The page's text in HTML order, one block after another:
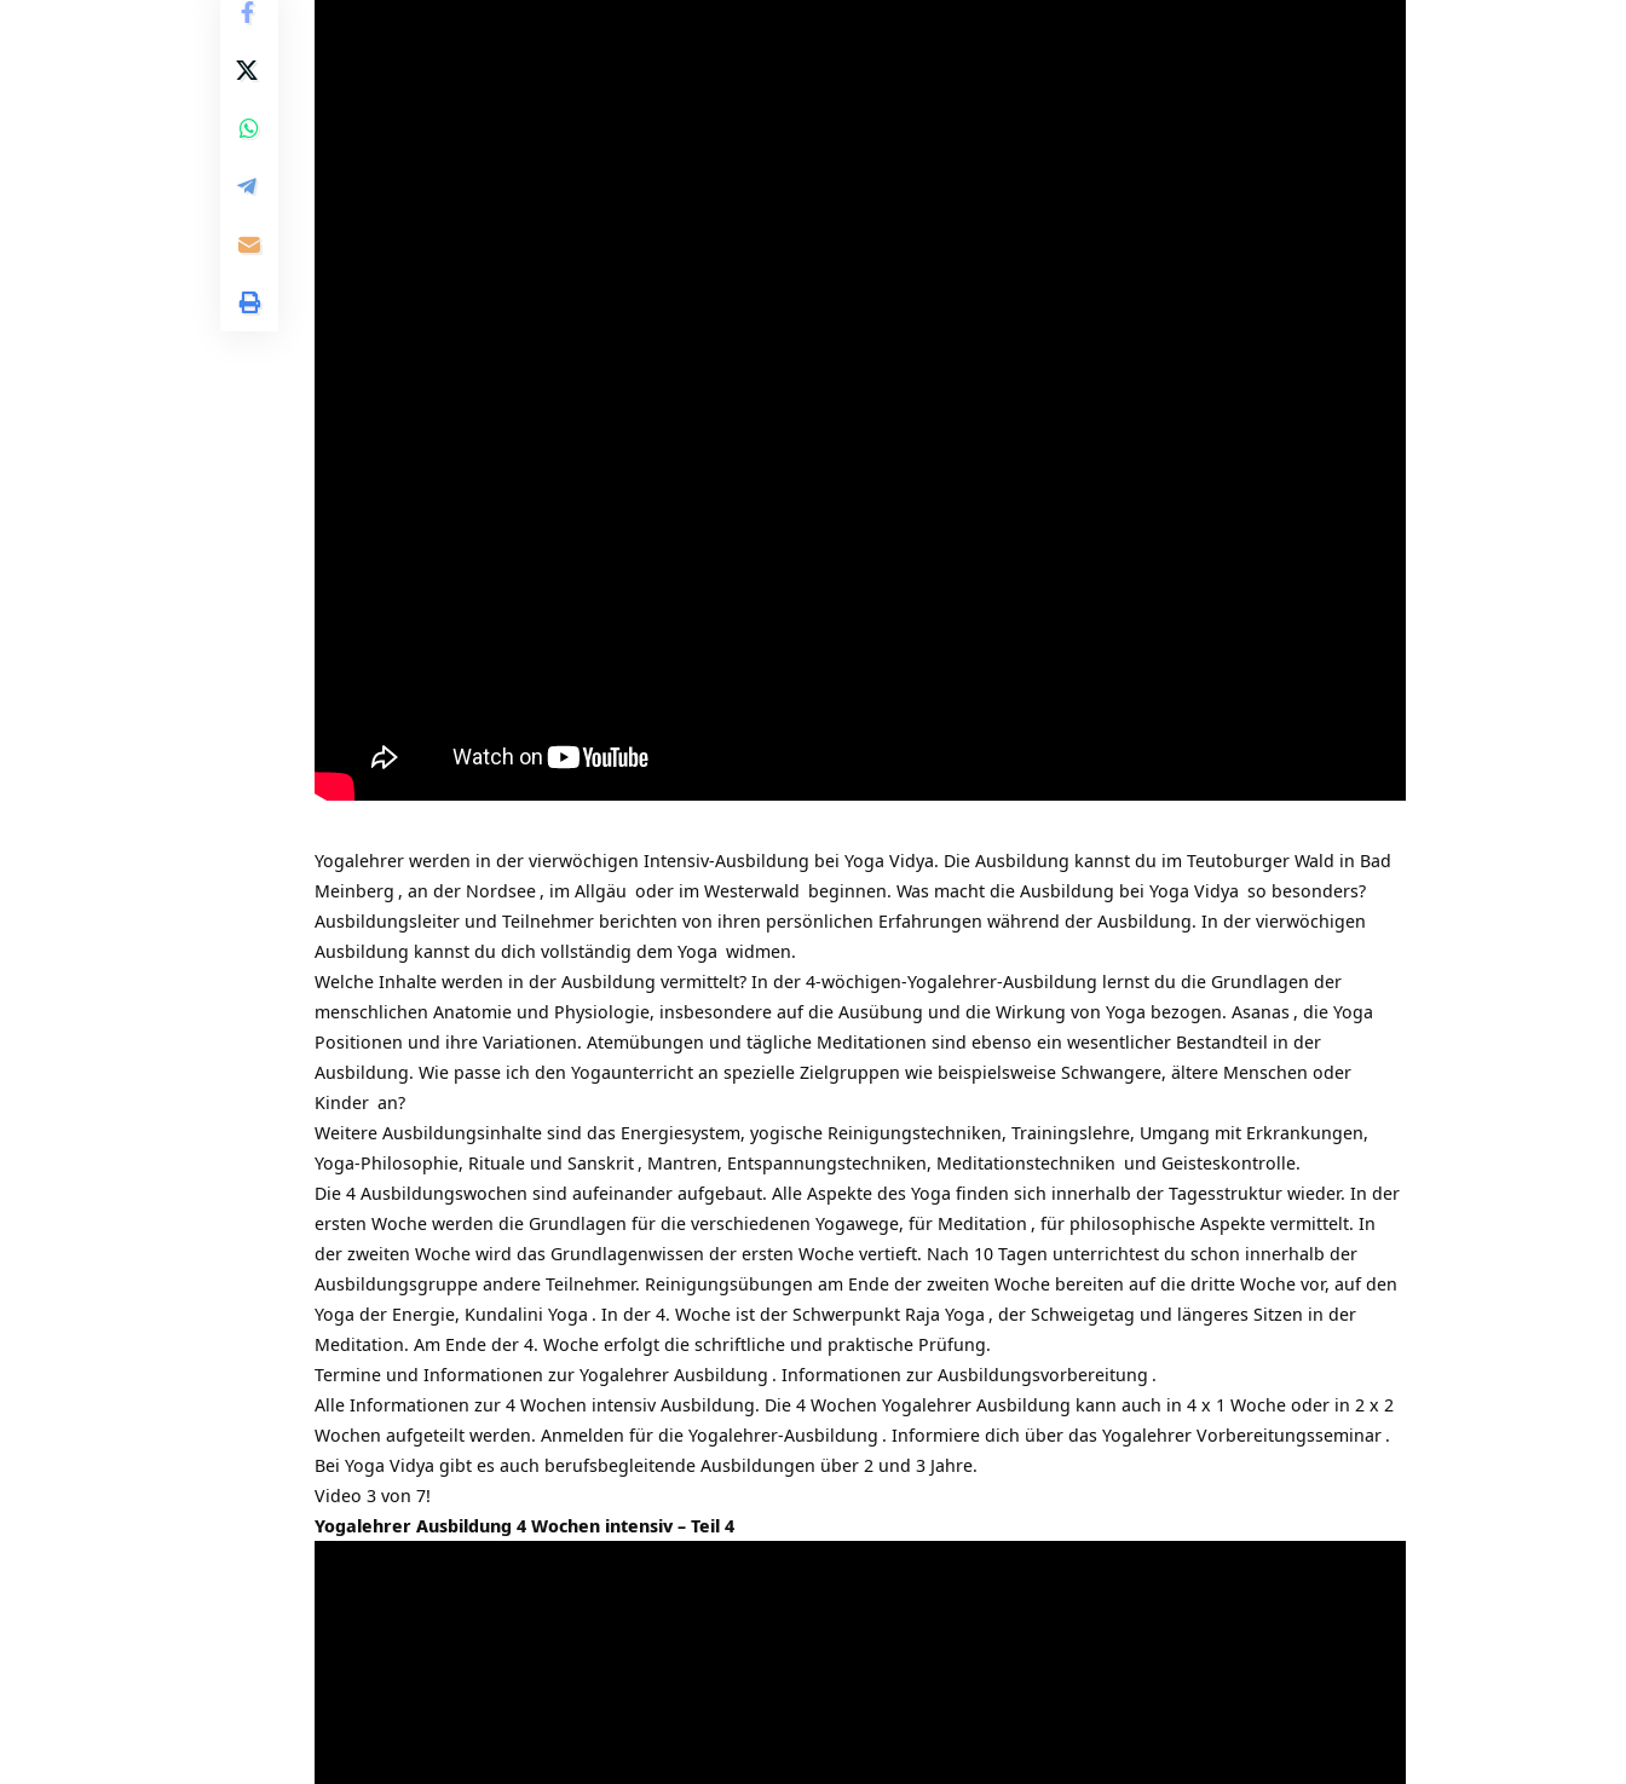
Yogalehrer werden in der vierwöchigen Intensiv-Ausbildung bei Yoga Vidya. Die Ausbildung kannst du im Teutoburger Wald in Bad
Meinberg , an der Nordsee , im Allgäu oder im Westerwald beginnen. Was macht die Ausbildung bei Yoga Vidya so besonders?
Ausbildungsleiter und Teilnehmer berichten von ihren persönlichen Erfahrungen während der Ausbildung. In der vierwöchigen
Ausbildung kannst du dich vollständig dem Yoga widmen.
Welche Inhalte werden in der Ausbildung vermittelt? In der 4-wöchigen-Yogalehrer-Ausbildung lernst du die Grundlagen der
menschlichen Anatomie und Physiologie, insbesondere auf die Ausübung und die Wirkung von Yoga bezogen. Asanas , die Yoga
Positionen und ihre Variationen. Atemübungen und tägliche Meditationen sind ebenso ein wesentlicher Bestandteil in der
Ausbildung. Wie passe ich den Yogaunterricht an spezielle Zielgruppen wie beispielsweise Schwangere, ältere Menschen oder
Kinder an?
Weitere Ausbildungsinhalte sind das Energiesystem, yogische Reinigungstechniken, Trainingslehre, Umgang mit Erkrankungen,
Yoga-Philosophie, Rituale und Sanskrit , Mantren, Entspannungstechniken, Meditationstechniken und Geisteskontrolle.
Die 4 Ausbildungswochen sind aufeinander aufgebaut. Alle Aspekte des Yoga finden sich innerhalb der Tagesstruktur wieder. In der
ersten Woche werden die Grundlagen für die verschiedenen Yogawege, für Meditation , für philosophische Aspekte vermittelt. In
der zweiten Woche wird das Grundlagenwissen der ersten Woche vertieft. Nach 10 Tagen unterrichtest du schon innerhalb der
Ausbildungsgruppe andere Teilnehmer. Reinigungsübungen am Ende der zweiten Woche bereiten auf die dritte Woche vor, auf den
Yoga der Energie, Kundalini Yoga . In der 4. Woche ist der Schwerpunkt Raja Yoga , der Schweigetag und längeres Sitzen in der
Meditation. Am Ende der 4. Woche erfolgt die schriftliche und praktische Prüfung.
Termine und Informationen zur Yogalehrer Ausbildung . Informationen zur Ausbildungsvorbereitung .
Alle Informationen zur 4 Wochen intensiv Ausbildung. Die 4 Wochen Yogalehrer Ausbildung kann auch in 4 x 1 Woche oder in 2 x 2
Wochen aufgeteilt werden. Anmelden für die Yogalehrer-Ausbildung . Informiere dich über das Yogalehrer Vorbereitungsseminar .
Bei Yoga Vidya gibt es auch berufsbegleitende Ausbildungen über 2 und 3 Jahre.
Video 3 von 7!
Yogalehrer Ausbildung 4 Wochen intensiv – Teil 4